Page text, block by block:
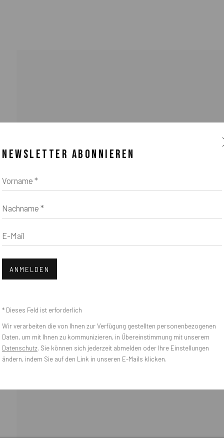
Zeifang, Nico Zeifang // Obermarkt 51, 82418 Murnau am Staffelsee,
NEWSLETTER ABONNIEREN
Vorname *
Nachname *
E-Mail
ANMELDEN
* Dieses Feld ist erforderlich
Wir verarbeiten die von Ihnen zur Verfügung gestellten personenbezogenen
Daten, um mit Ihnen zu kommunizieren, in Übereinstimmung mit unserem
Datenschutz. Sie können sich jederzeit abmelden oder Ihre Einstellungen
ändern, indem Sie auf den Link in unseren E-Mails klicken.
3 )
of thumbnail 4 )